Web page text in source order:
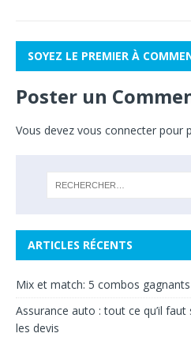
SOYEZ LE PREMIER À
Poster un
Vous devez vous connecter pour
ARTICLES RÉCENTS
Mix et match: 5 combos gagnants
Assurance auto : tout ce qu’il
les devis